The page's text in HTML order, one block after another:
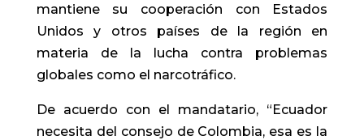
mantiene su cooperación con Estados
Unidos y otros países de la región en
materia de la lucha contra problemas
globales como el narcotráfico.
​De acuerdo con el mandatario, “Ecuador
necesita del consejo de Colombia, esa es la